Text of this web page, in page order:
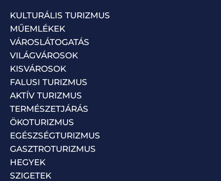
KULTURÁLIS TURIZMUS
MŰEMLÉKEK
VÁROSLÁTOGATÁS
VILÁGVÁROSOK
KISVÁROSOK
FALUSI TURIZMUS
AKTÍV TURIZMUS
TERMÉSZETJÁRÁS
ÖKOTURIZMUS
EGÉSZSÉGTURIZMUS
GASZTROTURIZMUS
HEGYEK
SZIGETEK